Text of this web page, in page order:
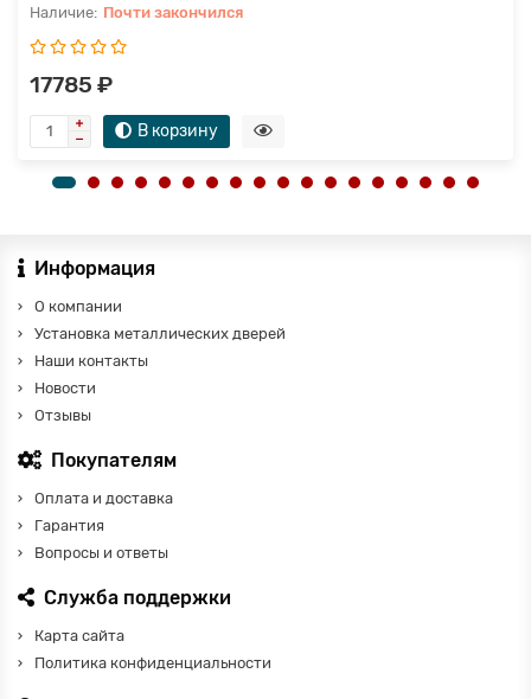
Почти закончился
17785 ₽
В корзину
Информация
О компании
Установка металлических дверей
Наши контакты
Новости
Отзывы
Покупателям
Оплата и доставка
Гарантия
Вопросы и ответы
Служба поддержки
Карта сайта
Политика конфиденциальности